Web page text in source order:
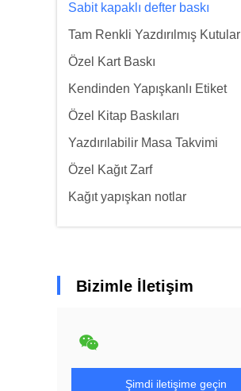
Sabit kapaklı defter baskı
Tam Renkli Yazdırılmış Kutular
Özel Kart Baskı
Kendinden Yapışkanlı Etiket
Özel Kitap Baskıları
Yazdırılabilir Masa Takvimi
Özel Kağıt Zarf
Kağıt yapışkan notlar
Bizimle İletişim
Şimdi iletişime geçin